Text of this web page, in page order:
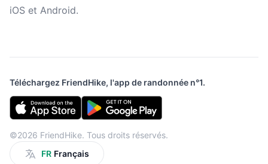
iOS et Android.
Téléchargez FriendHike, l'app de randonnée n°1.
©2026 FriendHike. Tous droits réservés.
FR Français